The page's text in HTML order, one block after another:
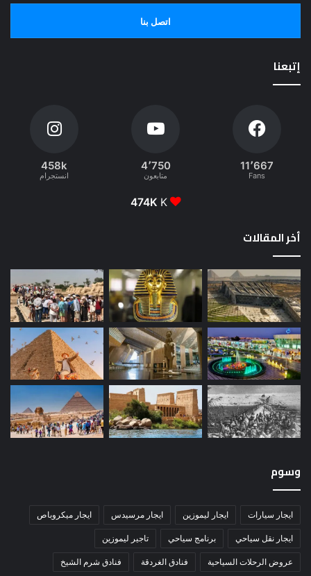
اتصل بنا
إتبعنا
11٬667
Fans
4٬750
متابعون
458k
انستجرام
474K K
أخر المقالات
وسوم
ايجار سيارات ايجار ليموزين ايجار مرسيدس ايجار ميكروباص
ايجار نقل سياحي برنامج سياحي تاجير ليموزين
عروض الرحلات السياحية فنادق الغردقة فنادق شرم الشيخ